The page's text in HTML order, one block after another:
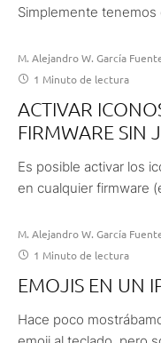
Simplemente tenemos
M. Alejandro W. García
1 Minuto de lectura
ACTIVAR
FIRMWARE SIN
Es posible activar los
en cualquier firmware
M. Alejandro W. García
1 Minuto de lectura
EMOJIS EN UN
Hace poco